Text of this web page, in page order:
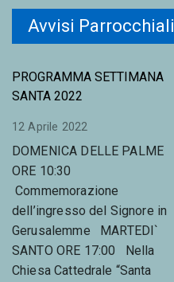
r
Avvisi Parrocchiali
PROGRAMMA SETTIMANA
SANTA 2022
12 Aprile 2022
DOMENICA DELLE PALME
ORE 10:30
Commemorazione
dell’ingresso del Signore in
Gerusalemme MARTEDI`
SANTO ORE 17:00 Nella
Chiesa Cattedrale “Santa